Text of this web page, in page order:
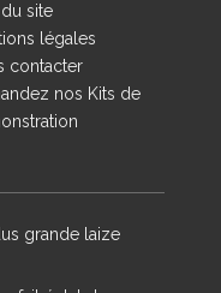
du site
légales
contacter
nos Kits de
grande laize